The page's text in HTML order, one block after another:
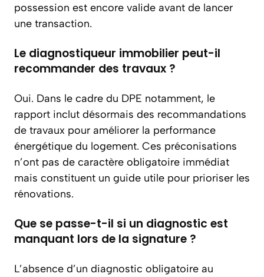
possession est encore valide avant de lancer
une transaction.
Le diagnostiqueur immobilier peut-il
recommander des travaux ?
Oui. Dans le cadre du DPE notamment, le
rapport inclut désormais des recommandations
de travaux pour améliorer la performance
énergétique du logement. Ces préconisations
n’ont pas de caractère obligatoire immédiat
mais constituent un guide utile pour prioriser les
rénovations.
Que se passe-t-il si un diagnostic est
manquant lors de la signature ?
L’absence d’un diagnostic obligatoire au